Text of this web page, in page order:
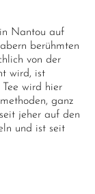
Nantou auf
berühmten
von der
wird, ist
wird hier
ganz
jeher auf den
und ist seit